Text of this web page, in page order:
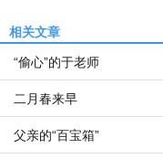
相关文章
“偷心”的于老师
二月春来早
父亲的“百宝箱”